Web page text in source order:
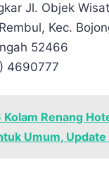
Jl. Objek
Kec.
52466
4690777
Kolam Renang
Umum,